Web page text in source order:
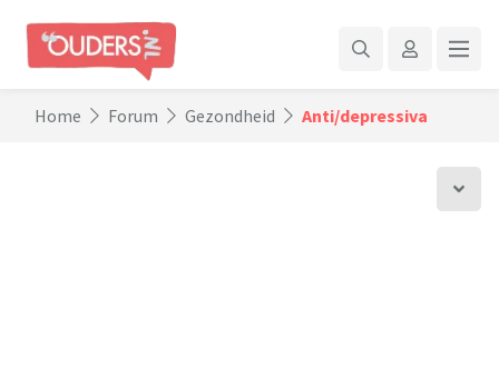
Home Forum Gezondheid Anti/depressiva